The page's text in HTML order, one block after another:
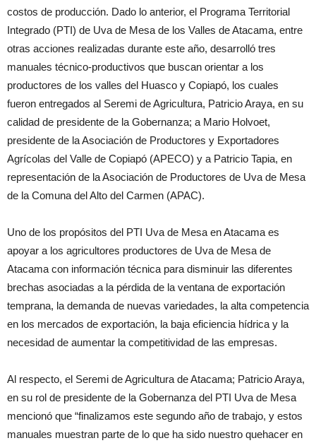
costos de producción. Dado lo anterior, el Programa Territorial
Integrado (PTI) de Uva de Mesa de los Valles de Atacama, entre
otras acciones realizadas durante este año, desarrolló tres
manuales técnico-productivos que buscan orientar a los
productores de los valles del Huasco y Copiapó, los cuales
fueron entregados al Seremi de Agricultura, Patricio Araya, en su
calidad de presidente de la Gobernanza; a Mario Holvoet,
presidente de la Asociación de Productores y Exportadores
Agrícolas del Valle de Copiapó (APECO) y a Patricio Tapia, en
representación de la Asociación de Productores de Uva de Mesa
de la Comuna del Alto del Carmen (APAC).
Uno de los propósitos del PTI Uva de Mesa en Atacama es
apoyar a los agricultores productores de Uva de Mesa de
Atacama con información técnica para disminuir las diferentes
brechas asociadas a la pérdida de la ventana de exportación
temprana, la demanda de nuevas variedades, la alta competencia
en los mercados de exportación, la baja eficiencia hídrica y la
necesidad de aumentar la competitividad de las empresas.
Al respecto, el Seremi de Agricultura de Atacama; Patricio Araya,
en su rol de presidente de la Gobernanza del PTI Uva de Mesa
mencionó que “finalizamos este segundo año de trabajo, y estos
manuales muestran parte de lo que ha sido nuestro quehacer en